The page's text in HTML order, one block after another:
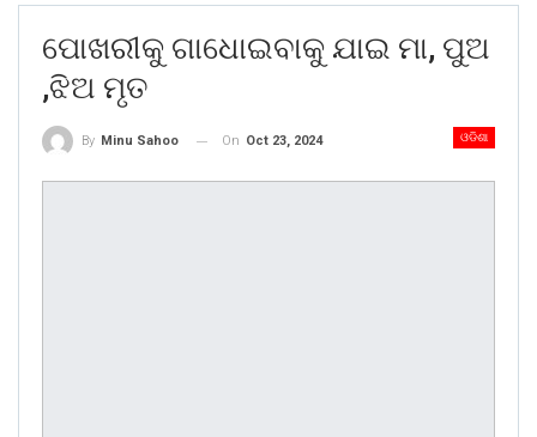
ପୋଖରୀକୁ ଗାଧୋଇବାକୁ ଯାଇ ମା, ପୁଅ
,ଝିଅ ମୃତ
ଓଡିଶା
By Minu Sahoo On Oct 23, 2024